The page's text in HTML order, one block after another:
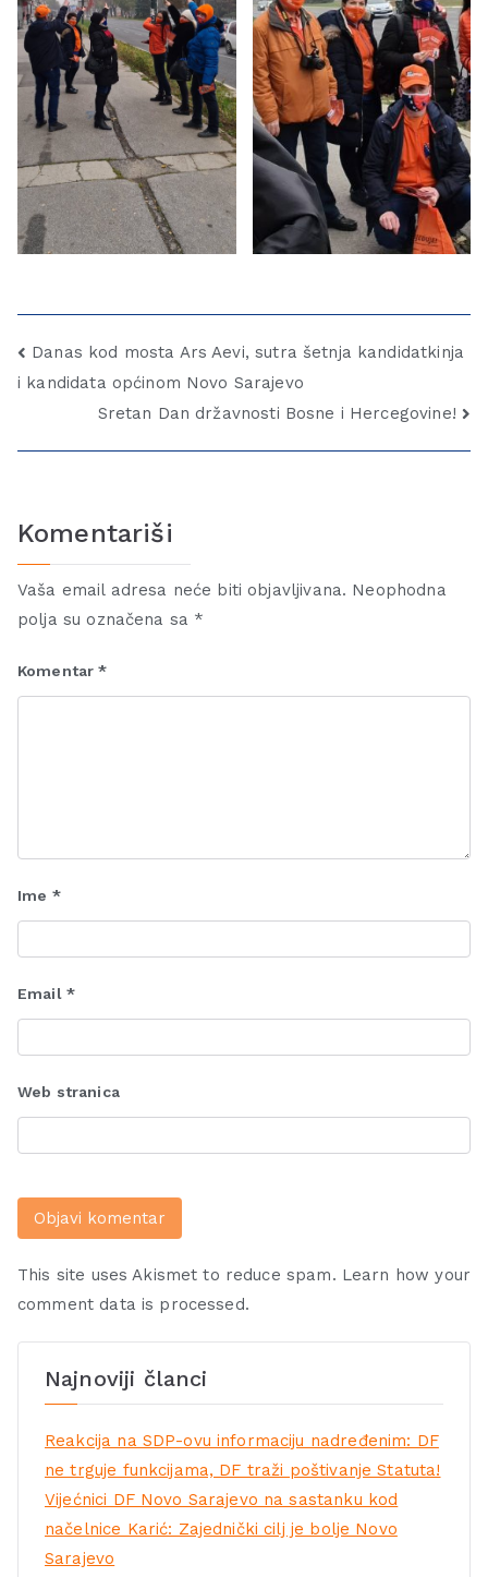
Danas kod mosta Ars Aevi, sutra šetnja kandidatkinja
i kandidata općinom Novo Sarajevo
Sretan Dan državnosti Bosne i Hercegovine!
Komentariši
Vaša email adresa neće biti objavljivana. Neophodna
polja su označena sa *
Komentar*
Ime *
Email *
Web stranica
This site uses Akismet to reduce spam. Learn how your
comment data is processed.
Najnoviji članci
Reakcija na SDP-ovu informaciju nadređenim: DF
ne trguje funkcijama, DF traži poštivanje Statuta!
Vijećnici DF Novo Sarajevo na sastanku kod
načelnice Karić: Zajednički cilj je bolje Novo
Sarajevo